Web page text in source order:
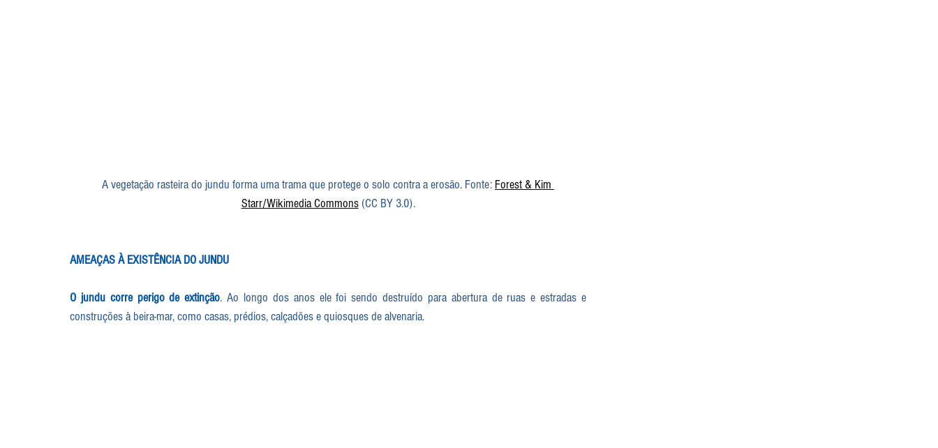
A vegetação rasteira do jundu forma uma trama que protege o solo contra a erosão. Fonte: Forest & Kim
Starr/Wikimedia Commons (CC BY 3.0).
AMEAÇAS À EXISTÊNCIA DO JUNDU
O jundu corre perigo de extinção. Ao longo dos anos ele foi sendo destruído para abertura de ruas e estradas e
construções à beira-mar, como casas, prédios, calçadões e quiosques de alvenaria.